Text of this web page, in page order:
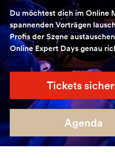
Du möchtest dich im Online
spannenden Vorträgen
Profis der Szene
Online Expert Days genau
Tickets
Agenda